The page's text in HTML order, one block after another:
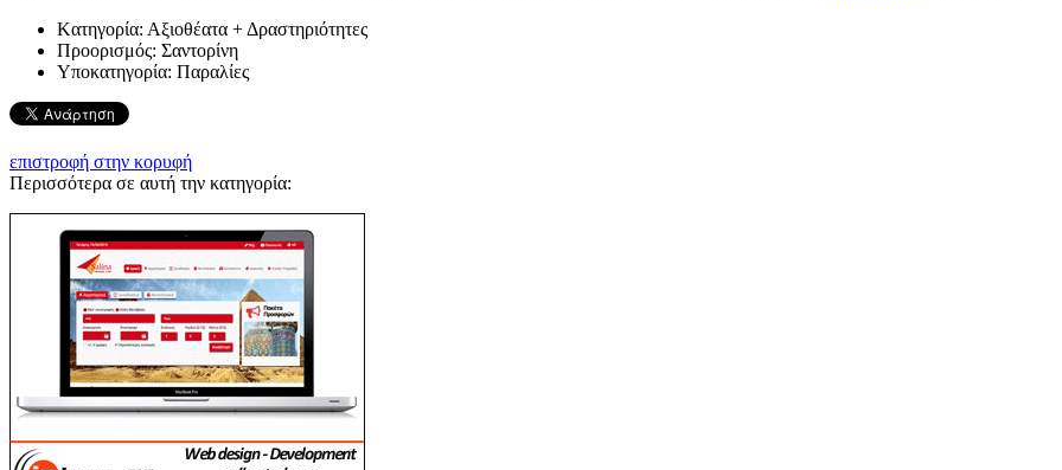
Kατηγορία: Αξιοθέατα + Δραστηριότητες
Προορισμός: Σαντορίνη
Υποκατηγορία: Παραλίες
επιστροφή στην κορυφή
Περισσότερα σε αυτή την κατηγορία: